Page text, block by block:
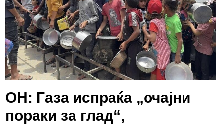
ОН: Газа испраќа „очајни
пораки за глад“,